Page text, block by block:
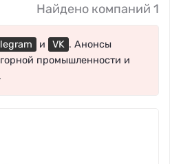
Найдено компаний 1
и VK . Анонсы
промышленности и